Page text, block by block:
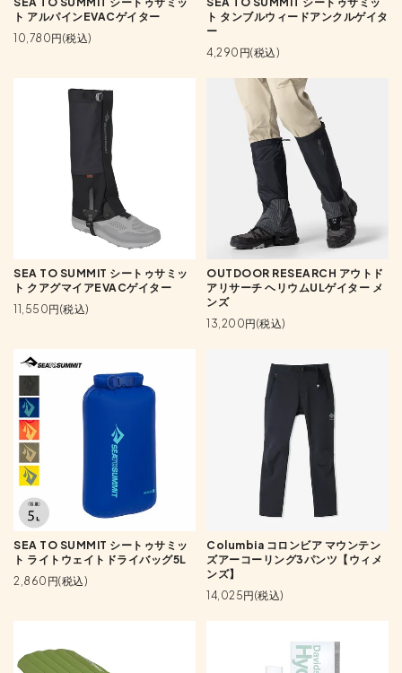
ト アルパインEVACゲイター
10,780円(税込)
ト タンブルウィードアンクルゲイタ
ー
4,290円(税込)
SEA TO SUMMIT シートゥサミッ
ト クアグマイアEVACゲイター
11,550円(税込)
OUTDOOR RESEARCH アウトド
アリサーチ ヘリウムULゲイター メ
ンズ
13,200円(税込)
SEA TO SUMMIT シートゥサミッ
ト ライトウェイトドライバッグ5L
2,860円(税込)
Columbia コロンビア マウンテン
ズアーコーリング3パンツ【ウィメ
ンズ】
14,025円(税込)